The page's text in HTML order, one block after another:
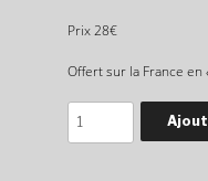
Prix 28€
Offert sur la France en